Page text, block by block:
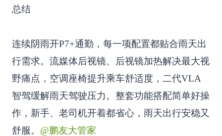
总结
连续阴雨开P7+通勤，每一项配置都贴合雨天出
行需求。流媒体后视镜、后视镜加热解决最大视
野痛点，空调座椅提升乘车舒适度，二代VLA
智驾缓解雨天驾驶压力。整套功能搭配简单好操
作，新手、老司机开着都省心，雨天出行安稳又
舒服。 @鹏友大管家